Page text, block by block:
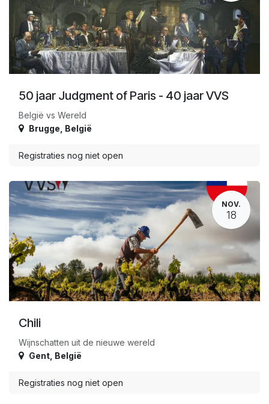
50 jaar Judgment of Paris - 40 jaar VVS
België vs Wereld
Brugge België
Registraties nog niet open
NOV.
18
Chili
Wijnschatten uit de nieuwe wereld
Gent België
Registraties nog niet open